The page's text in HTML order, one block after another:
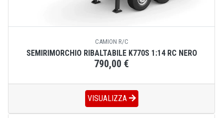
CAMION R/C
SEMIRIMORCHIO RIBALTABILE K770S 1:14 RC NERO
790,00 €
VISUALIZZA